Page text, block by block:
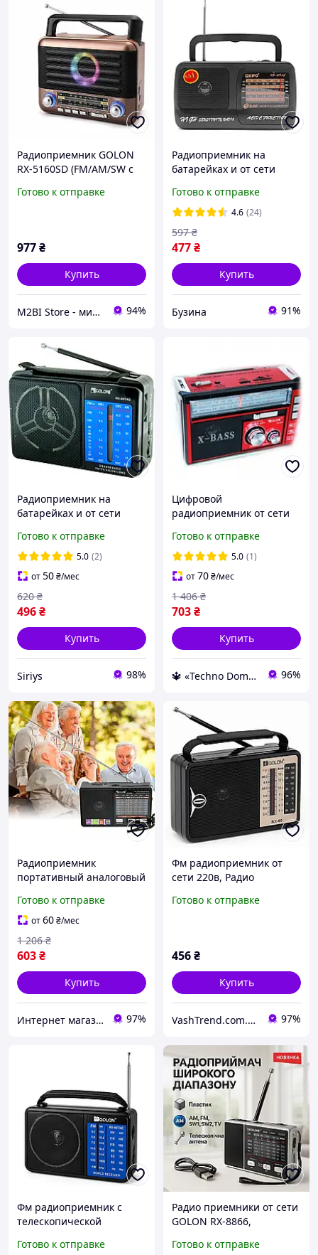
Радиоприемник GOLON
RX-5160SD (FM/AM/SW с
Готово к отправке
977₴
Купить
M2BI Store - мир техники и аксессуаров 94%
Радиоприемник на
батарейках и от сети
5-ти волновой Радио
приемник ФМ
Готово к отправке
4.6 (24)
477₴
597 ₴
Купить
Бузина 91%
Радиоприемник на
батарейках и от сети
Мощный 4-волновой
приемник /
Радиоприемник ФМ
Готово к отправке
5.0 (2)
от50₴/мес
496₴
620 ₴
Купить
Siriys 98%
Цифровой
радиоприемник от сети
портативный аналоговый
аккумуляторное радио
Golon rx382
Готово к отправке
5.0 (1)
от70₴/мес
703₴
1 406 ₴
Купить
🔱 «Techno Dom» Компетентность! Качество товара! Быстрая отправка! ✅ 96%
Радиоприемник
портативный аналоговый
приемники Радио
приемник на акумуляторе
батарейках
Готово к отправке
от60₴/мес
603₴
1 206 ₴
Купить
Интернет магазин "Select Store" 🛒 Только качественные товары по лучшим ценам ✅ 97%
Фм радиоприемник от
сети 220в, Радио
Приемник ретро стиль,
Готово к отправке
456₴
Купить
VashTrend.com.ua - Рознично-оптовый интернет магазин! 97%
Фм радиоприемник с
телескопической
A06AC, Радиоприемник
Готово к отправке
Радио приемники от сети
GOLON RX-8866,
на батарейках,
Готово к отправке